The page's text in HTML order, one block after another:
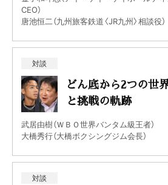
CEO）
唐池恒二（九州旅客鉄道〈JR九州〉相談役）
対談
どん底から2つの世
と挑戦の軌跡
武居由樹（ＷＢＯ世界バンタム級王者）
大橋秀行（大橋ボクシングジム会長）
対談